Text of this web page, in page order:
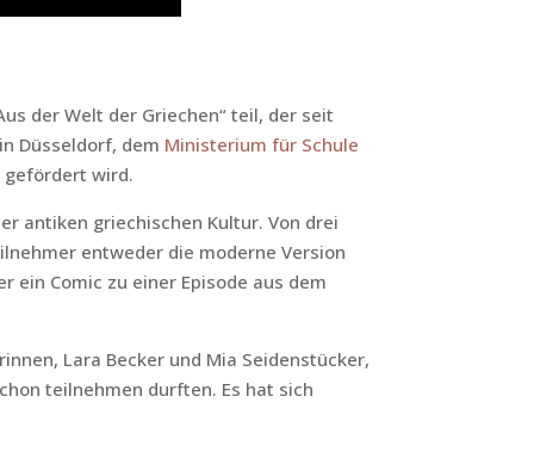
der Welt der Griechen“ teil, der seit
Düsseldorf, dem Ministerium für Schule
gefördert wird.
antiken griechischen Kultur. Von drei
entweder die moderne Version
ein Comic zu einer Episode aus dem
Lara Becker und Mia Seidenstücker,
teilnehmen durften. Es hat sich